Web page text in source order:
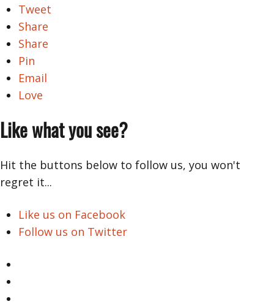
Tweet
Share
Share
Pin
Email
Love
Like what you see?
Hit the buttons below to follow us, you won't
regret it...
Like us on Facebook
Follow us on Twitter